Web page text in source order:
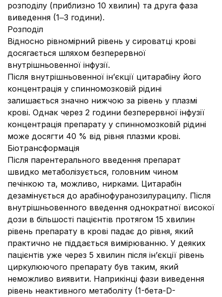
розподілу (приблизно 10 хвилин) та друга фаза
виведення (1‒3 години).
Розподіл
Відносно рівномірний рівень у сироватці крові
досягається шляхом безперервної
внутрішньовенної інфузії.
Після внутрішньовенної ін’єкції цитарабіну його
концентрація у спинномозковій рідині
залишається значно нижчою за рівень у плазмі
крові. Однак через 2 години безперервної інфузії
концентрація препарату у спинномозковій рідині
може досягти 40 % від рівня плазми крові.
Біотрансформація
Після парентерального введення препарат
швидко метаболізується, головним чином
печінкою та, можливо, нирками. Цитарабін
дезамінується до арабінофуранозилурацилу. Після
внутрішньовенного введення однократної високої
дози в більшості пацієнтів протягом 15 хвилин
рівень препарату в крові падає до рівня, який
практично не піддається вимірюванню. У деяких
пацієнтів уже через 5 хвилин після ін’єкції рівень
циркулюючого препарату був таким, який
неможливо виявити. Наприкінці фази виведення
рівень неактивного метаболіту (1-бета-D-